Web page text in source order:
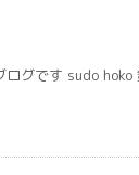
グです sudo hoko